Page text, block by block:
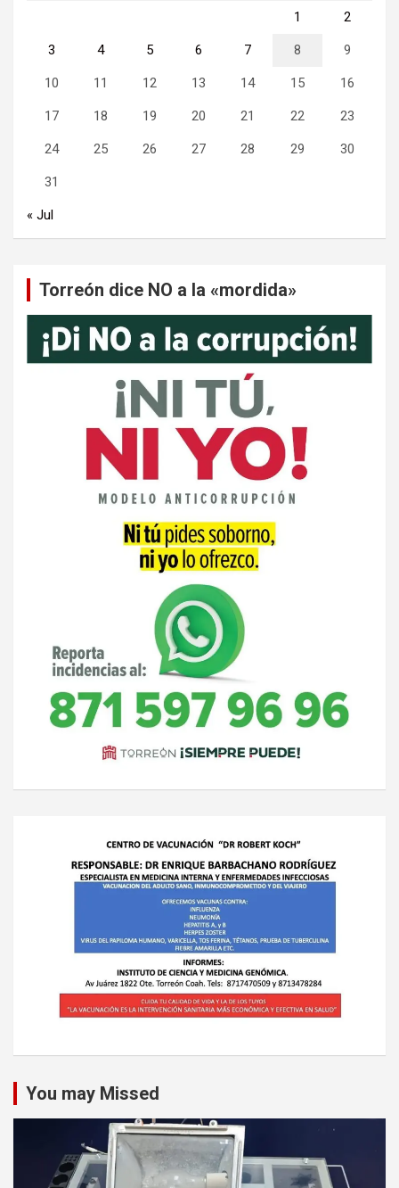
1 2
3 4 5 6 7 8 9
10 11 12 13 14 15 16
17 18 19 20 21 22 23
24 25 26 27 28 29 30
31
« Jul
Torreón dice NO a la «mordida»
You may Missed